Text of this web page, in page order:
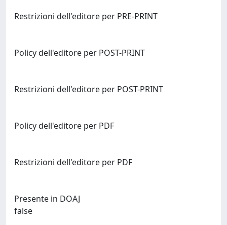
Restrizioni dell'editore per PRE-PRINT
Policy dell'editore per POST-PRINT
Restrizioni dell'editore per POST-PRINT
Policy dell'editore per PDF
Restrizioni dell'editore per PDF
Presente in DOAJ